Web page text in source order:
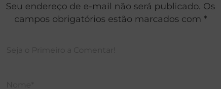
Seu endereço de e-mail não será publicado. Os
campos obrigatórios estão marcados com *